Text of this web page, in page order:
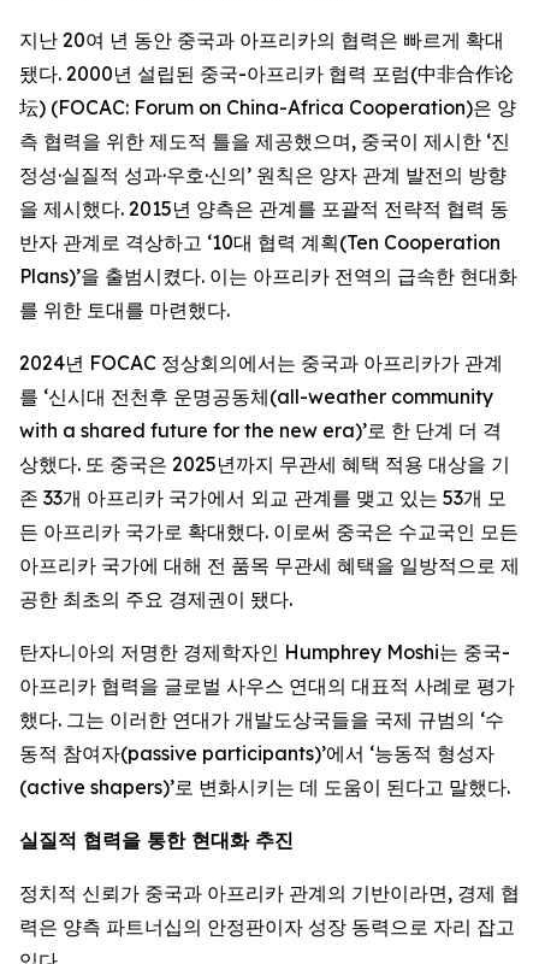
지난 20여 년 동안 중국과 아프리카의 협력은 빠르게 확대
됐다. 2000년 설립된 중국-아프리카 협력 포럼(中非合作论
坛) (FOCAC: Forum on China-Africa Cooperation)은 양
측 협력을 위한 제도적 틀을 제공했으며, 중국이 제시한 ‘진
정성·실질적 성과·우호·신의’ 원칙은 양자 관계 발전의 방향
을 제시했다. 2015년 양측은 관계를 포괄적 전략적 협력 동
반자 관계로 격상하고 ‘10대 협력 계획(Ten Cooperation
Plans)’을 출범시켰다. 이는 아프리카 전역의 급속한 현대화
를 위한 토대를 마련했다.
2024년 FOCAC 정상회의에서는 중국과 아프리카가 관계
를 ‘신시대 전천후 운명공동체(all-weather community
with a shared future for the new era)’로 한 단계 더 격
상했다. 또 중국은 2025년까지 무관세 혜택 적용 대상을 기
존 33개 아프리카 국가에서 외교 관계를 맺고 있는 53개 모
든 아프리카 국가로 확대했다. 이로써 중국은 수교국인 모든
아프리카 국가에 대해 전 품목 무관세 혜택을 일방적으로 제
공한 최초의 주요 경제권이 됐다.
탄자니아의 저명한 경제학자인 Humphrey Moshi는 중국-
아프리카 협력을 글로벌 사우스 연대의 대표적 사례로 평가
했다. 그는 이러한 연대가 개발도상국들을 국제 규범의 ‘수
동적 참여자(passive participants)’에서 ‘능동적 형성자
(active shapers)’로 변화시키는 데 도움이 된다고 말했다.
실질적 협력을 통한 현대화 추진
정치적 신뢰가 중국과 아프리카 관계의 기반이라면, 경제 협
력은 양측 파트너십의 안정판이자 성장 동력으로 자리 잡고